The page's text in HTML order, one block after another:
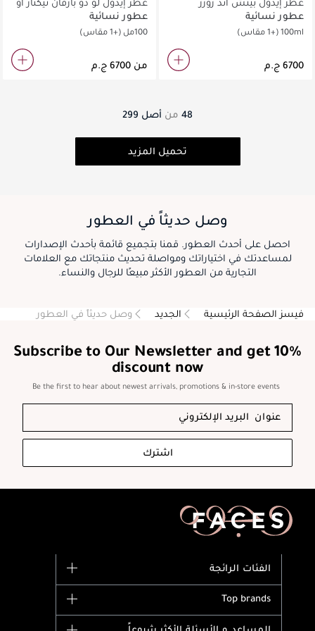
عطور نسائية
100ml(+1 مقاس)
دو برفان
عطور نسائية
100مل (+1 مقاس)
من
48 من أصل
تحميل المزيد
وصل حديثاً في العطور
احصل على أحدث العطور. قمنا بتجميع قائمة بأحدث الإصدارات
لمساعدتك في اختياراتك ومواصلة تحديث منتجاتك مع العلامات
التجارية من العطور الأكثر مبيعًا للرجال والنساء.
فيسز الصفحة الرئيسية الجديد وصل حديثاً في العطور
Subscribe to Our Newsletter and get 10%
discount now
Be the first to hear about newest arrivals, promotions & in-store events
اشترك
الفئات الرائجة
Top brands